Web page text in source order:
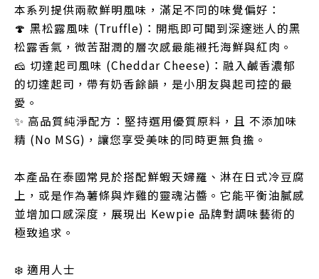
本系列提供兩款鮮明風味，滿足不同的味覺偏好：
🍄 黑松露風味 (Truffle)：開瓶即可聞到深邃迷人的黑
松露香氣，微苦甜潤的層次感最能襯托海鮮與紅肉。
🧀 切達起司風味 (Cheddar Cheese)：融入鹹香濃郁
的切達起司，帶有奶香餘韻，是小朋友與起司控的最
愛。
✨ 高品質純淨配方：堅持選用優質原料，且 不添加味
精 (No MSG)，讓您享受美味的同時更無負擔。
本產品在泰國常見於搭配鮮蝦天婦羅、淋在日式冷豆腐
上，或是作為薯條與炸雞的靈魂沾醬。它能平衡油膩感
並增加口感深度，展現出 Kewpie 品牌對調味藝術的
極致追求。
❄️ 適用人士